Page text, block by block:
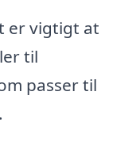
er vigtigt at
til
passer til